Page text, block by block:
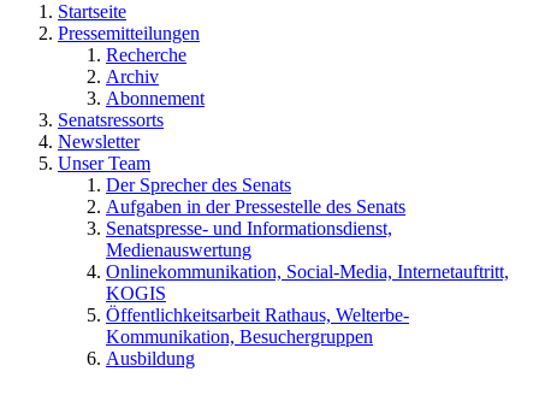
Startseite
Pressemitteilungen
Recherche
Archiv
Abonnement
Senatsressorts
Newsletter
Unser Team
Der Sprecher des Senats
Aufgaben in der Pressestelle des Senats
Senatspresse- und Informationsdienst,
Medienauswertung
Onlinekommunikation, Social-Media, Internetauftritt,
KOGIS
Öffentlichkeitsarbeit Rathaus, Welterbe-
Kommunikation, Besuchergruppen
Ausbildung